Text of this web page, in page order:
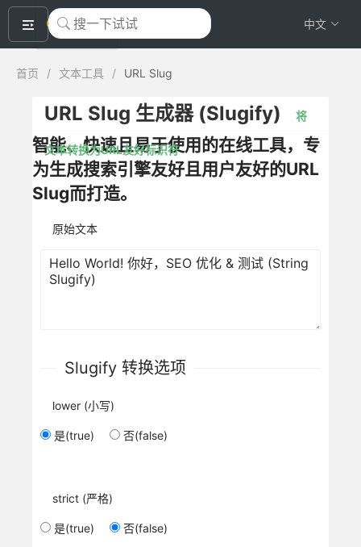
okeyTool 中文
首页 / 文本工具 / URL Slug
URL Slug 生成器 (Slugify) 将
文本转换为URL友好标识符
智能、快速且易于使用的在线工具，专
为生成搜索引擎友好且用户友好的URL
Slug而打造。
原始文本
Slugify 转换选项
lower (小写)
是(true) 否(false)
strict (严格)
是(true) 否(false)